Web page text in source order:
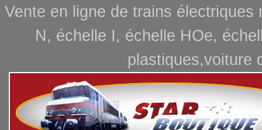
Vente en ligne de trains
N, échelle I, échelle HOe,
plastiques,voiture